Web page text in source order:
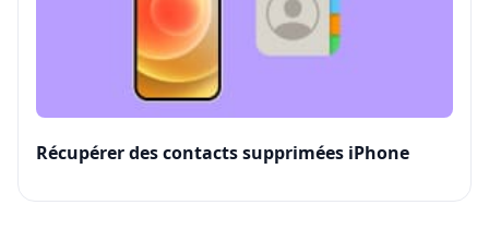
Récupérer des contacts supprimées iPhone